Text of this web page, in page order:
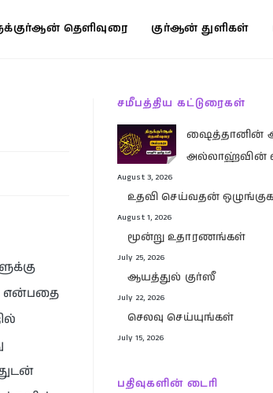
தெளிவுரை குர்ஆன் துளிகள்
என்பதை
சமீபத்திய கட்டுரைகள்
ஷைத்தானின்
அல்லாஹ்வின்
August 3, 2026
உதவி செய்வதன்
August 1, 2026
மூன்று உதாரணங்கள்
July 25, 2026
ஆயத்துல் குர்ஸீ
July 22, 2026
செலவு செய்யுங்கள்
July 15, 2026
பதிவுகளின் டைரி